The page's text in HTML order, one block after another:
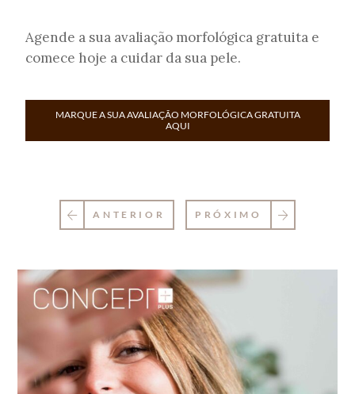
Agende a sua avaliação morfológica gratuita e
comece hoje a cuidar da sua pele.
MARQUE A SUA AVALIAÇÃO MORFOLÓGICA GRATUITA
AQUI
ANTERIOR PRÓXIMO